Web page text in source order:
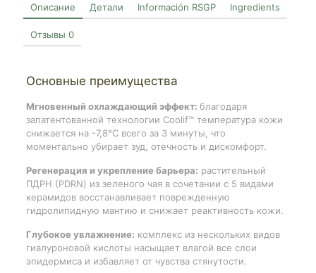
Описание Детали Información RSGP Ingredients
Отзывы 0
Основные преимущества
Мгновенный охлаждающий эффект: благодаря
запатентованной технологии Coolif™ температура кожи
снижается на -7,8°C всего за 3 минуты, что
моментально убирает зуд, отечность и дискомфорт.
Регенерация и укрепление барьера: растительный
ПДРН (PDRN) из зеленого чая в сочетании с 5 видами
керамидов восстанавливает поврежденную
гидролипидную мантию и снижает реактивность кожи.
Глубокое увлажнение: комплекс из нескольких видов
гиалуроновой кислоты насыщает влагой все слои
эпидермиса и избавляет от чувства стянутости.